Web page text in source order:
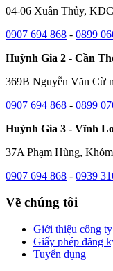
04-06 Xuân Thủy,
0907 694 868 - 0899
Huỳnh Gia 2 - Cần
369B Nguyễn Văn Cừ
0907 694 868 - 0899
Huỳnh Gia 3 - Vĩnh
37A Phạm Hùng,
0907 694 868 - 0939
Về chúng tôi
Giới thiệu công ty
Giấy phép đăng
Tuyển dụng